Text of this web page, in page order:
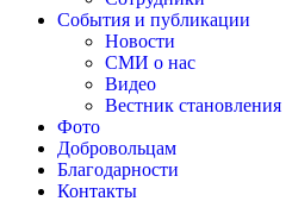
События и публикации
Новости
СМИ о нас
Видео
Вестник становления
Фото
Добровольцам
Благодарности
Контакты